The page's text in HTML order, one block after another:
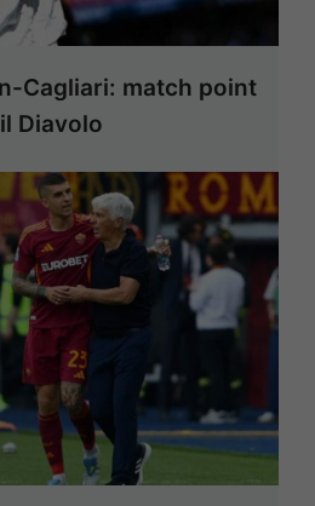
Cagliari: match point
Diavolo